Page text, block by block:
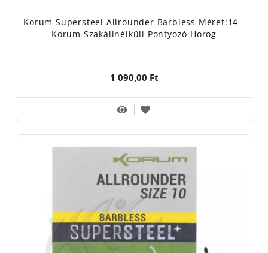
Korum Supersteel Allrounder Barbless Méret:14 -
Korum Szakállnélküli Pontyozó Horog
1 090,00 Ft